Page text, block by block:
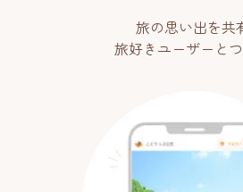
旅の思い出を共
旅好きユーザーと